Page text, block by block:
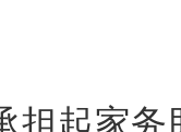
起家务